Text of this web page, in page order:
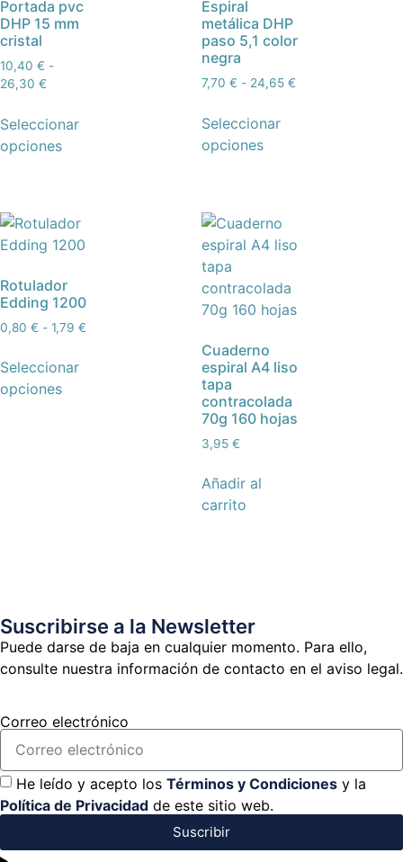
Portada pvc
DHP 15 mm
cristal
10,40 € -
26,30 €
Seleccionar
opciones
Espiral
metálica DHP
paso 5,1 color
negra
7,70 € - 24,65 €
Seleccionar
opciones
Rotulador
Edding 1200
0,80 € - 1,79 €
Seleccionar
opciones
Cuaderno
espiral A4 liso
tapa
contracolada
70g 160 hojas
3,95 €
Añadir al
carrito
Suscribirse a la Newsletter
Puede darse de baja en cualquier momento. Para ello,
consulte nuestra información de contacto en el aviso legal.
Correo electrónico
He leído y acepto los Términos y Condiciones y la
Política de Privacidad de este sitio web.
Suscribir